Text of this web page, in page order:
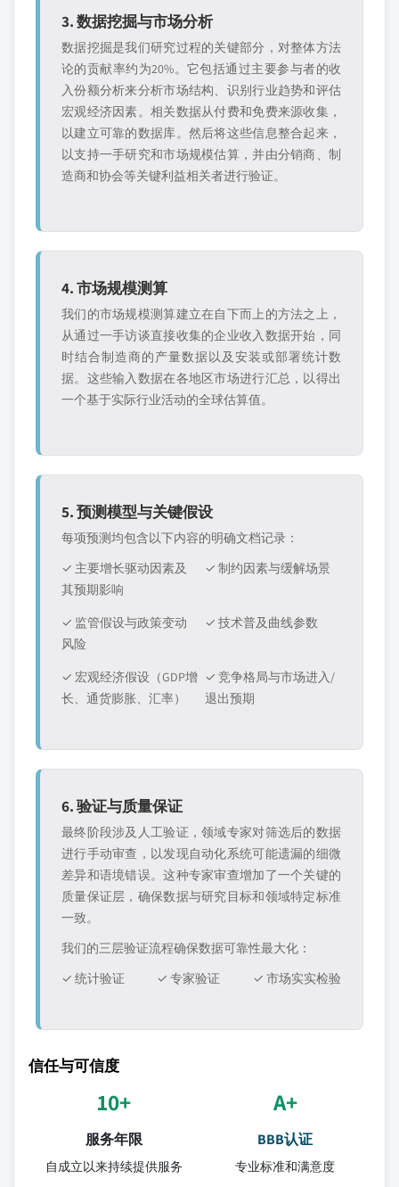
3. 数据挖掘与市场分析
数据挖掘是我们研究过程的关键部分，对整体方法
论的贡献率约为20%。它包括通过主要参与者的收
入份额分析来分析市场结构、识别行业趋势和评估
宏观经济因素。相关数据从付费和免费来源收集，
以建立可靠的数据库。然后将这些信息整合起来，
以支持一手研究和市场规模估算，并由分销商、制
造商和协会等关键利益相关者进行验证。
4. 市场规模测算
我们的市场规模测算建立在自下而上的方法之上，
从通过一手访谈直接收集的企业收入数据开始，同
时结合制造商的产量数据以及安装或部署统计数
据。这些输入数据在各地区市场进行汇总，以得出
一个基于实际行业活动的全球估算值。
5. 预测模型与关键假设
每项预测均包含以下内容的明确文档记录：
✓ 主要增长驱动因素及
其预期影响
✓ 制约因素与缓解场景
✓ 监管假设与政策变动
风险
✓ 技术普及曲线参数
✓ 宏观经济假设（GDP增
长、通货膨胀、汇率）
✓ 竞争格局与市场进入/
退出预期
6. 验证与质量保证
最终阶段涉及人工验证，领域专家对筛选后的数据
进行手动审查，以发现自动化系统可能遗漏的细微
差异和语境错误。这种专家审查增加了一个关键的
质量保证层，确保数据与研究目标和领域特定标准
一致。
我们的三层验证流程确保数据可靠性最大化：
✓ 统计验证
✓ 专家验证 ✓ 市场实实检验
信任与可信度
10+
服务年限
自成立以来持续提供服务
A+
BBB认证
专业标准和满意度